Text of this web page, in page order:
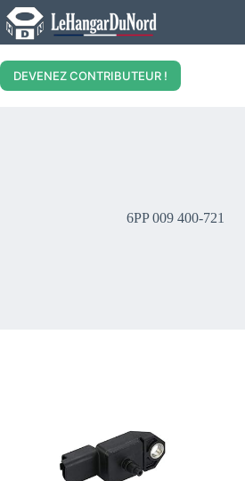
Skip
to
content
DEVENEZ CONTRIBUTEUR !
6PP 009 400-721